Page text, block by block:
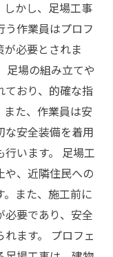
かし、足場工事
う作業員はプロフ
必要とされま
足場の組み立てや
ており、的確な指
た、作業員は安
な安全装備を着用
います。 足場工
や、近隣住民への
また、施工前に
要であり、安全
ます。 プロフェ